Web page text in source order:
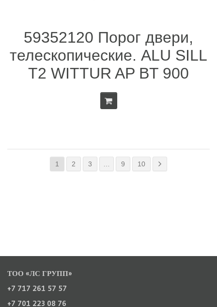
59352120 Порог двери,
телескопические. ALU SILL
T2 WITTUR AP BT 900
1 2 3 9 10
ТОО «ЛС ГРУПП»
+7 717 261 57 57
+7 701 223 08 76